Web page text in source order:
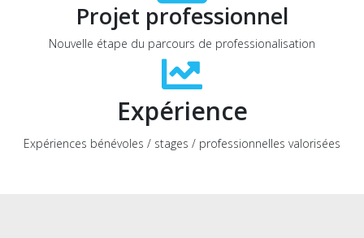
Projet professionnel
Nouvelle étape du parcours de professionalisation
Expérience
Expériences bénévoles / stages / professionnelles valorisées